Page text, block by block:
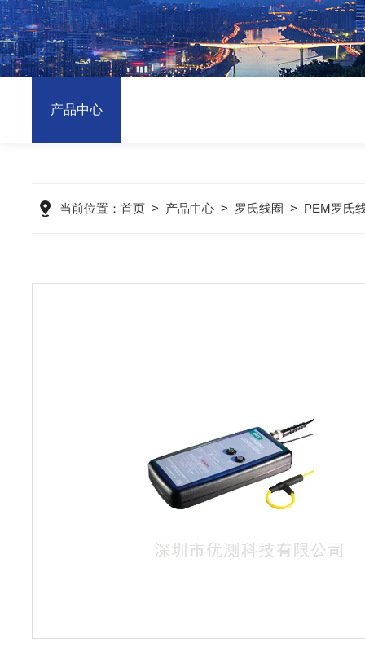
产品中心
当前位置： 首页 > 产品中心 > 罗氏线圈 > PEM罗氏